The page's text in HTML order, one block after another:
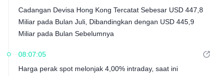
Cadangan Devisa Hong Kong Tercatat Sebesar USD 447,8
Miliar pada Bulan Juli, Dibandingkan dengan USD 445,9
Miliar pada Bulan Sebelumnya
08:07:05
Harga perak spot melonjak 4,00% intraday, saat ini